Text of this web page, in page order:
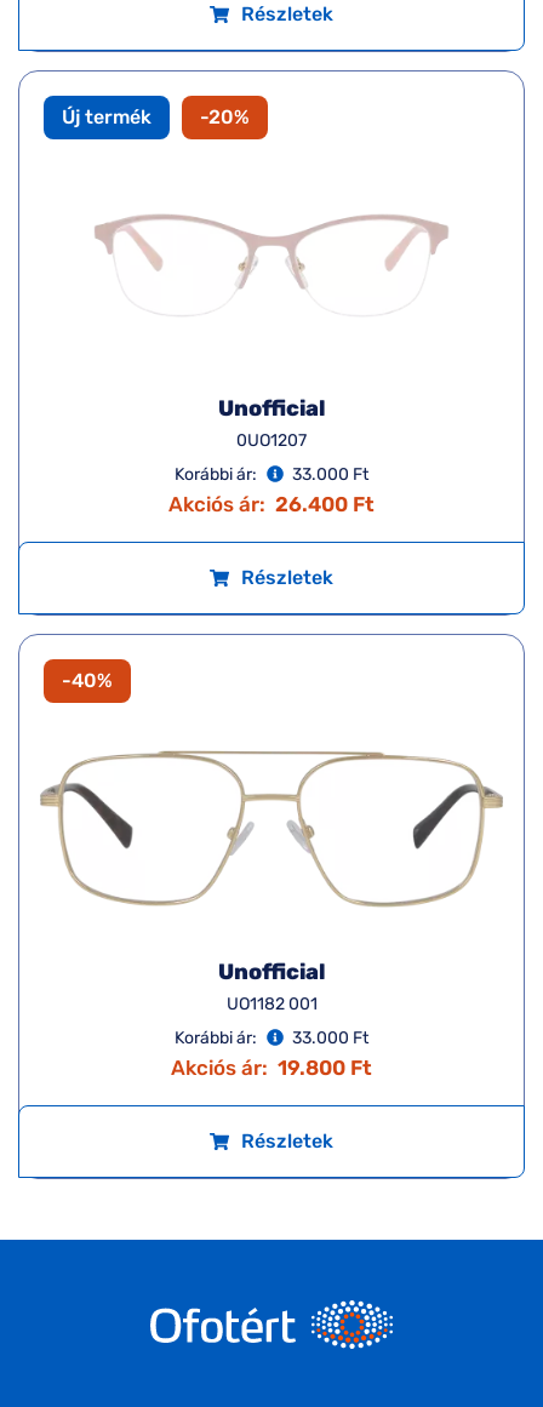
Részletek
Új termék -20%
Unofficial
0UO1207
Korábbi ár:
33.000 Ft
Akciós ár: 26.400 Ft
Részletek
-40%
Unofficial
UO1182 001
Korábbi ár:
33.000 Ft
Akciós ár: 19.800 Ft
Részletek